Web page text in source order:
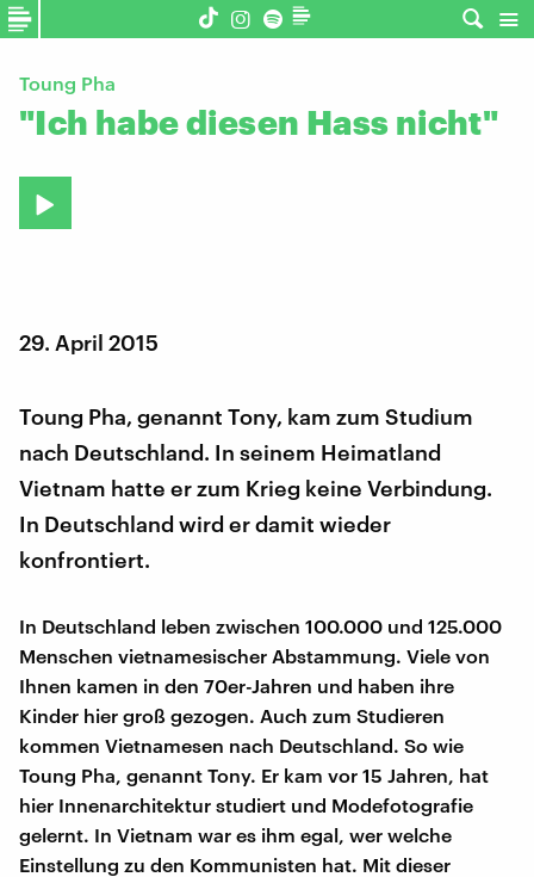
Toung Pha
"Ich habe diesen Hass nicht"
29. April 2015
Toung Pha, genannt Tony, kam zum Studium
nach Deutschland. In seinem Heimatland
Vietnam hatte er zum Krieg keine Verbindung.
In Deutschland wird er damit wieder
konfrontiert.
In Deutschland leben zwischen 100.000 und 125.000
Menschen vietnamesischer Abstammung. Viele von
Ihnen kamen in den 70er-Jahren und haben ihre
Kinder hier groß gezogen. Auch zum Studieren
kommen Vietnamesen nach Deutschland. So wie
Toung Pha, genannt Tony. Er kam vor 15 Jahren, hat
hier Innenarchitektur studiert und Modefotografie
gelernt. In Vietnam war es ihm egal, wer welche
Einstellung zu den Kommunisten hat. Mit dieser